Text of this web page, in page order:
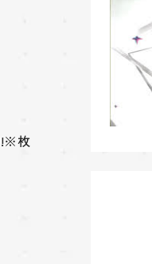
!※枚